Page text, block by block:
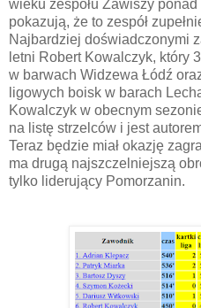
wieku zespołu Zawiszy
pokazują, że to zespół
Najbardziej doświadczonymi
letni Robert Kowalczyk, który
w barwach Widzewa Łódź
ligowych boisk w barach
Kowalczyk w obecnym
na listę strzelców i jest
Teraz będzie miał okazję
ma drugą najszczelniejszą
tylko liderujący Pomorzanin.